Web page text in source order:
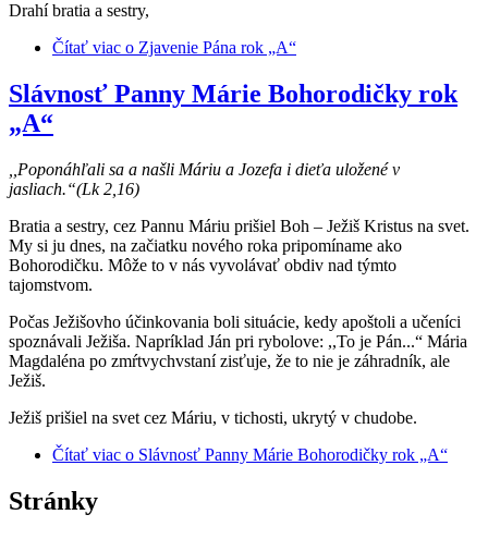
Drahí bratia a sestry,
Čítať viac o Zjavenie Pána rok „A“
Slávnosť Panny Márie Bohorodičky rok
„A“
,,Poponáhľali sa a našli Máriu a Jozefa i dieťa uložené v
jasliach.“(Lk 2,16)
Bratia a sestry, cez Pannu Máriu prišiel Boh – Ježiš Kristus na svet.
My si ju dnes, na začiatku nového roka pripomíname ako
Bohorodičku. Môže to v nás vyvolávať obdiv nad týmto
tajomstvom.
Počas Ježišovho účinkovania boli situácie, kedy apoštoli a učeníci
spoznávali Ježiša. Napríklad Ján pri rybolove: ,,To je Pán...“ Mária
Magdaléna po zmŕtvychvstaní zisťuje, že to nie je záhradník, ale
Ježiš.
Ježiš prišiel na svet cez Máriu, v tichosti, ukrytý v chudobe.
Čítať viac o Slávnosť Panny Márie Bohorodičky rok „A“
Stránky